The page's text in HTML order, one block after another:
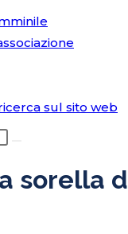
sul sito web
sorella